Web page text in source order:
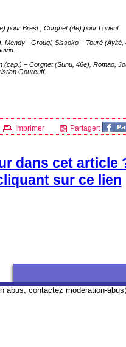
pour Brest ; Corgnet (4e) pour Lorient
Mendy - Grougi, Sissoko – Touré
(cap.) – Corgnet (Sunu, 46e), Romao,
Gourcuff.
Imprimer Partager:
dans cet article
sur ce lien
abus, contactez moderation-